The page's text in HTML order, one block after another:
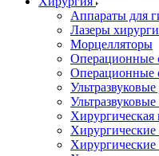
Аппараты для
Лазеры
Морцелляторы
Операционные
Операционные
Хирургическая
Хирургические